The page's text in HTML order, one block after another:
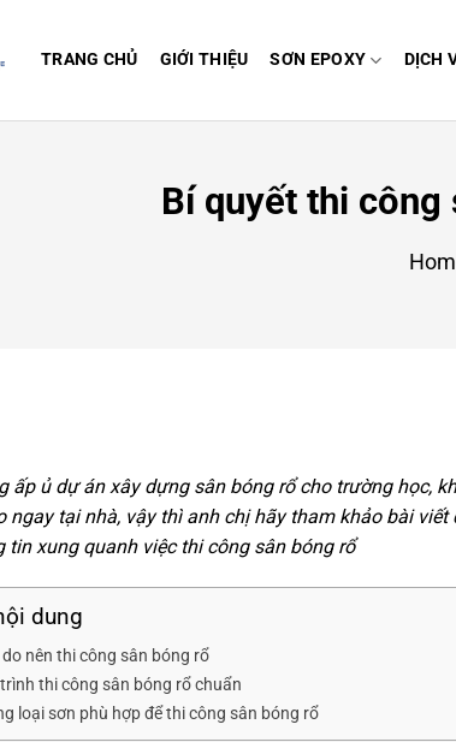
TRANG CHỦ GIỚI THIỆU SƠN EPOXY DỊCH
Bí quyết thi công
ấp ủ dự án xây dựng sân bóng rổ cho trường học,
ngay tại nhà, vậy thì anh chị hãy tham khảo bài
tin xung quanh việc thi công sân bóng rổ
dung
nên thi công sân bóng rổ
thi công sân bóng rổ chuẩn
loại sơn phù hợp để thi công sân bóng rổ